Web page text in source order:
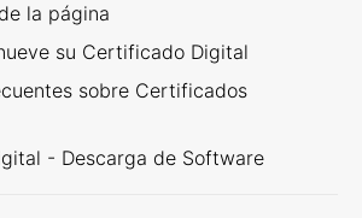
la página
su Certificado Digital
sobre Certificados
- Descarga de Software